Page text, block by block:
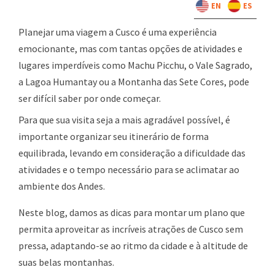
Planejar uma viagem a Cusco é uma experiência
emocionante, mas com tantas opções de atividades e
lugares imperdíveis como Machu Picchu, o Vale Sagrado,
a Lagoa Humantay ou a Montanha das Sete Cores, pode
ser difícil saber por onde começar.
Para que sua visita seja a mais agradável possível, é
importante organizar seu itinerário de forma
equilibrada, levando em consideração a dificuldade das
atividades e o tempo necessário para se aclimatar ao
ambiente dos Andes.
Neste blog, damos as dicas para montar um plano que
permita aproveitar as incríveis atrações de Cusco sem
pressa, adaptando-se ao ritmo da cidade e à altitude de
suas belas montanhas.
EN ES